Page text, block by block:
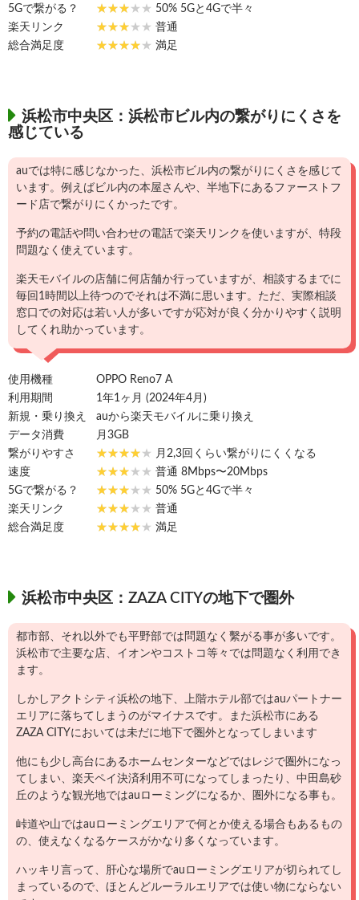
5Gで繋がる？
50% 5Gと4Gで半々
楽天リンク
普通
総合満足度
満足
浜松市中央区：浜松市ビル内の繋がりにくさを
感じている
auでは特に感じなかった、浜松市ビル内の繋がりにくさを感じて
います。例えばビル内の本屋さんや、半地下にあるファーストフ
ード店で繋がりにくかったです。
予約の電話や問い合わせの電話で楽天リンクを使いますが、特段
問題なく使えています。
楽天モバイルの店舗に何店舗か行っていますが、相談するまでに
毎回1時間以上待つのでそれは不満に思います。ただ、実際相談
窓口での対応は若い人が多いですが応対が良く分かりやすく説明
してくれ助かっています。
使用機種
OPPO Reno7 A
利用期間
1年1ヶ月 (2024年4月)
新規・乗り換え
auから楽天モバイルに乗り換え
データ消費
月3GB
繋がりやすさ
月2,3回くらい繋がりにくくなる
速度
普通 8Mbps〜20Mbps
5Gで繋がる？
50% 5Gと4Gで半々
楽天リンク
普通
総合満足度
満足
浜松市中央区：ZAZA CITYの地下で圏外
都市部、それ以外でも平野部では問題なく繫がる事が多いです。
浜松市で主要な店、イオンやコストコ等々では問題なく利用でき
ます。
しかしアクトシティ浜松の地下、上階ホテル部ではauパートナー
エリアに落ちてしまうのがマイナスです。また浜松市にある
ZAZA CITYにおいては未だに地下で圏外となってしまいます
他にも少し高台にあるホームセンターなどではレジで圏外になっ
てしまい、楽天ペイ決済利用不可になってしまったり、中田島砂
丘のような観光地ではauローミングになるか、圏外になる事も。
峠道や山ではauローミングエリアで何とか使える場合もあるもの
の、使えなくなるケースがかなり多くなっています。
ハッキリ言って、肝心な場所でauローミングエリアが切られてし
まっているので、ほとんどルーラルエリアでは使い物にならない